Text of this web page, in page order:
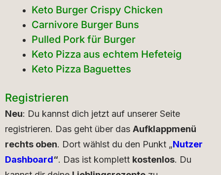
Keto Burger Crispy Chicken
Carnivore Burger Buns
Pulled Pork für Burger
Keto Pizza aus echtem Hefeteig
Keto Pizza Baguettes
Registrieren
Neu: Du kannst dich jetzt auf unserer Seite
registrieren. Das geht über das Aufklappmenü
rechts oben. Dort wählst du den Punkt „Nutzer
Dashboard“. Das ist komplett kostenlos. Du